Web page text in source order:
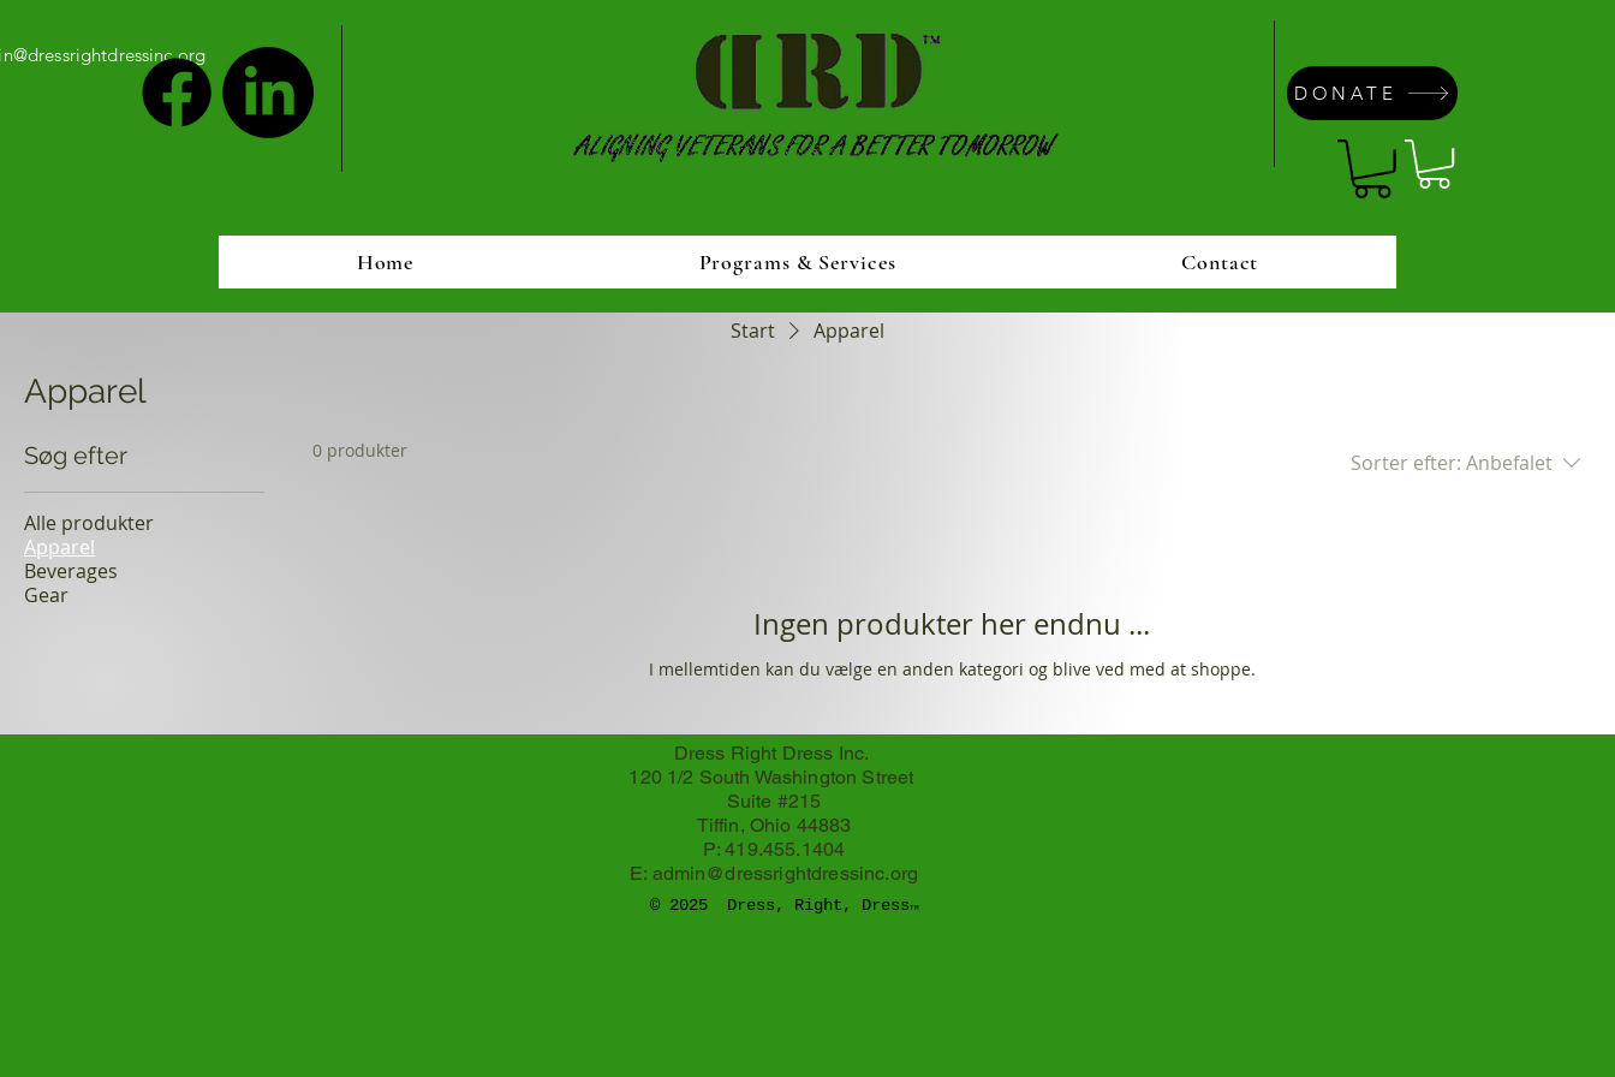
DONATE
Home Programs & Services Contact
Start Apparel
Apparel
Søg efter
Alle produkter
Apparel
Beverages
Gear
0 produkter Sorter efter: Anbefalet
Ingen produkter her endnu ...
I mellemtiden kan du vælge en anden kategori og blive ved med at shoppe.
Dress Right Dress Inc.
120 1/2 South Washington Street
Suite #215
Tiffin, Ohio 44883
P: 419.455.1404
E: admin@dressrightdressinc.org
© 2025 Dress, Right, DressTM